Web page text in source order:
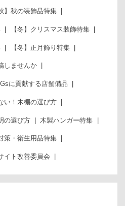
】秋の装飾品特集
【冬】クリスマス装飾特集
【冬】正月飾り特集
しませんか
に貢献する店舗備品
い！木棚の選び方
の選び方 木製ハンガー特集
策・衛生用品特集
イト改善委員会